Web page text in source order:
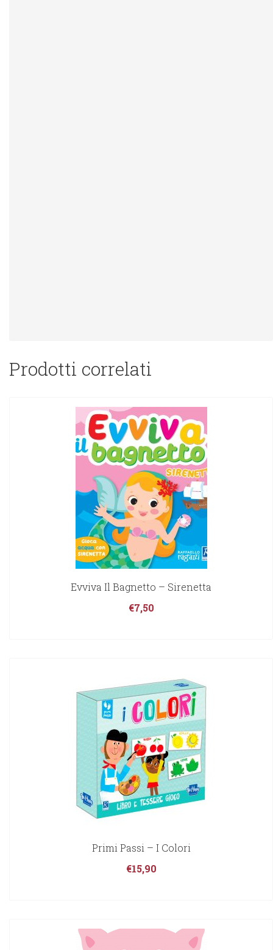
Prodotti correlati
Evviva Il Bagnetto – Sirenetta
€7,50
Primi Passi – I Colori
€15,90